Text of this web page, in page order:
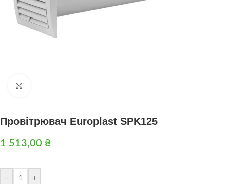
Провітрювач Europlast SPK125
1 513,00 ₴
- +